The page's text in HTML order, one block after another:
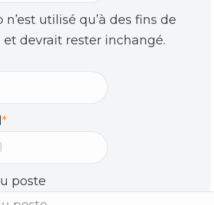
n’est utilisé qu’à des fins de
devrait rester inchangé.
*
poste